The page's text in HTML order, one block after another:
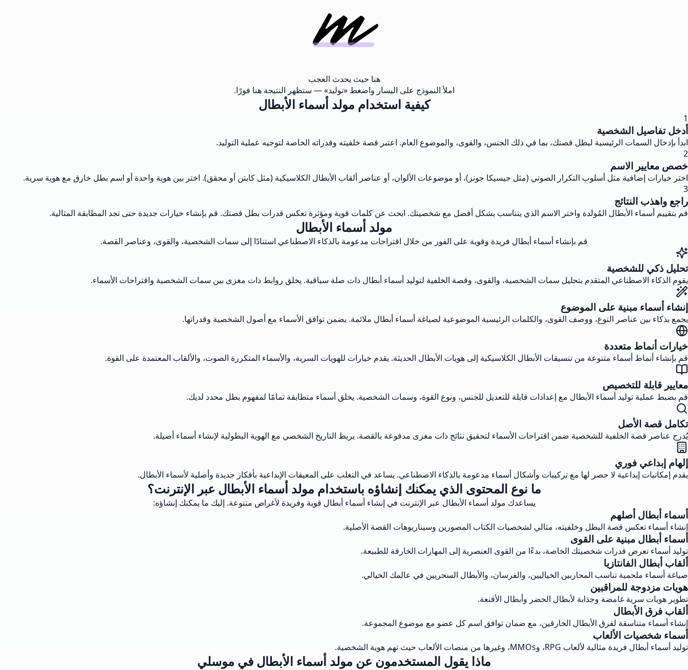
هنا حيث يحدث العجب
املأ النموذج على اليسار واضغط «توليد» — ستظهر النتيجة هنا فورًا.
كيفية استخدام مولد أسماء الأبطال
1
أدخل تفاصيل الشخصية
ابدأ بإدخال السمات الرئيسية لبطل قصتك، بما في ذلك الجنس، والقوى، والموضوع العام. اعتبر قصة خلفيته وقدراته الخاصة لتوجيه عملية التوليد.
2
خصص معايير الاسم
اختر خيارات إضافية مثل أسلوب التكرار الصوتي (مثل جيسيكا جونز)، أو موضوعات الألوان، أو عناصر ألقاب الأبطال الكلاسيكية (مثل كابتن أو محقق). اختر بين هوية واحدة أو اسم بطل خارق مع هوية سرية.
3
راجع واهذب النتائج
قم بتقييم أسماء الأبطال المُولدة واختر الاسم الذي يتناسب بشكل أفضل مع شخصيتك. ابحث عن كلمات قوية ومؤثرة تعكس قدرات بطل قصتك. قم بإنشاء خيارات جديدة حتى تجد المطابقة المثالية.
مولد أسماء الأبطال
قم بإنشاء أسماء أبطال فريدة وقوية على الفور من خلال اقتراحات مدعومة بالذكاء الاصطناعي استنادًا إلى سمات الشخصية، والقوى، وعناصر القصة.
تحليل ذكي للشخصية
يقوم الذكاء الاصطناعي المتقدم بتحليل سمات الشخصية، والقوى، وقصة الخلفية لتوليد أسماء أبطال ذات صلة سياقية. يخلق روابط ذات مغزى بين سمات الشخصية واقتراحات الأسماء.
إنشاء أسماء مبنية على الموضوع
يجمع بذكاء بين عناصر النوع، ووصف القوى، والكلمات الرئيسية الموضوعية لصياغة أسماء أبطال ملائمة. يضمن توافق الأسماء مع أصول الشخصية وقدراتها.
خيارات أنماط متعددة
قم بإنشاء أنماط أسماء متنوعة من تنسيقات الأبطال الكلاسيكية إلى هويات الأبطال الحديثة. يقدم خيارات للهويات السرية، والأسماء المتكررة الصوت، والألقاب المعتمدة على القوة.
معايير قابلة للتخصيص
قم بضبط عملية توليد أسماء الأبطال مع إعدادات قابلة للتعديل للجنس، ونوع القوة، وسمات الشخصية. يخلق أسماء متطابقة تمامًا لمفهوم بطل محدد لديك.
تكامل قصة الأصل
يُدرج عناصر قصة الخلفية للشخصية ضمن اقتراحات الأسماء لتحقيق نتائج ذات مغزى مدفوعة بالقصة. يربط التاريخ الشخصي مع الهوية البطولية لإنشاء أسماء أصيلة.
إلهام إبداعي فوري
يقدم إمكانيات إبداعية لا حصر لها مع تركيبات وأشكال أسماء مدعومة بالذكاء الاصطناعي. يساعد في التغلب على المعيقات الإبداعية بأفكار جديدة وأصلية لأسماء الأبطال.
ما نوع المحتوى الذي يمكنك إنشاؤه باستخدام مولد أسماء الأبطال عبر الإنترنت؟
يساعدك مولد أسماء الأبطال عبر الإنترنت في إنشاء أسماء أبطال قوية وفريدة لأغراض متنوعة. إليك ما يمكنك إنشاؤه:
أسماء أبطال أصلهم
إنشاء أسماء تعكس قصة البطل وخلفيته، مثالي لشخصيات الكتاب المصورين وسيناريوهات القصة الأصلية.
أسماء أبطال مبنية على القوى
توليد أسماء تعرض قدرات شخصيتك الخاصة، بدءًا من القوى العنصرية إلى المهارات الخارقة للطبيعة.
ألقاب أبطال الفانتازيا
صياغة أسماء ملحمية تناسب المحاربين الخياليين، والفرسان، والأبطال السحريين في عالمك الخيالي.
هويات مزدوجة للمراقبين
تطوير هويات سرية غامضة وجذابة لأبطال الحضر وأبطال الأقنعة.
ألقاب فرق الأبطال
إنشاء أسماء متناسقة لفرق الأبطال الخارقين، مع ضمان توافق اسم كل عضو مع موضوع المجموعة.
أسماء شخصيات الألعاب
توليد أسماء أبطال فريدة مثالية لألعاب RPG، وMMOs، وغيرها من منصات الألعاب حيث تهم هوية الشخصية.
ماذا يقول المستخدمون عن مولد أسماء الأبطال في موسلي